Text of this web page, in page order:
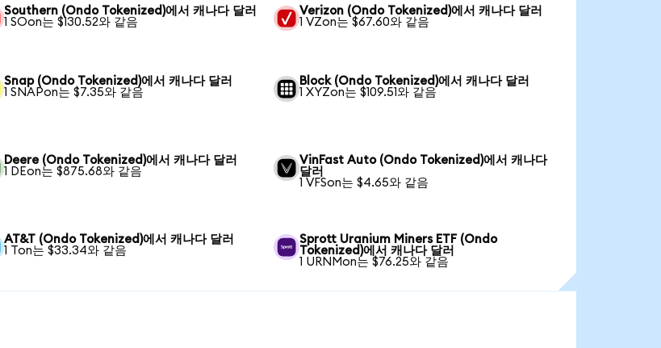
Southern (Ondo Tokenized)에서 캐나다 달러
1 SOon는 $130.52와 같음
Verizon (Ondo Tokenized)에서 캐나다 달러
1 VZon는 $67.60와 같음
Snap (Ondo Tokenized)에서 캐나다 달러
1 SNAPon는 $7.35와 같음
Block (Ondo Tokenized)에서 캐나다 달러
1 XYZon는 $109.51와 같음
Deere (Ondo Tokenized)에서 캐나다 달러
1 DEon는 $875.68와 같음
VinFast Auto (Ondo Tokenized)에서 캐나다
달러
1 VFSon는 $4.65와 같음
AT&T (Ondo Tokenized)에서 캐나다 달러
1 Ton는 $33.34와 같음
Sprott Uranium Miners ETF (Ondo
Tokenized)에서 캐나다 달러
1 URNMon는 $76.25와 같음